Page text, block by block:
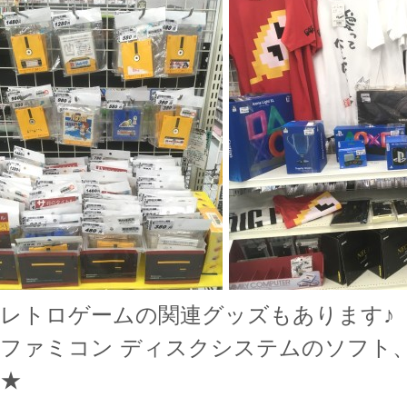
レトロゲームの関連グッズもあります♪
ファミコン ディスクシステムのソフト
★